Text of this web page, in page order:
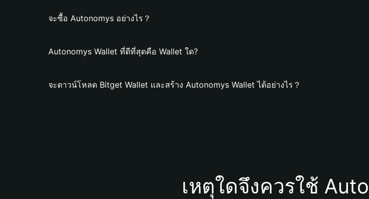
จะซื้อ Autonomys อย่างไร？
Autonomys Wallet ที่ดีที่สุดคือ Wallet ใด?
จะดาวน์โหลด Bitget Wallet และสร้าง Autonomys Wallet ได้อย่างไร？
เหตุใดจึงควรใช้